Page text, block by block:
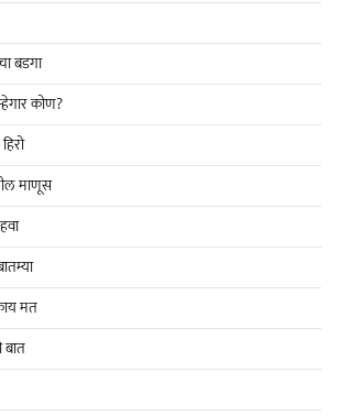
बडगा
कोण?
माणूस
मत